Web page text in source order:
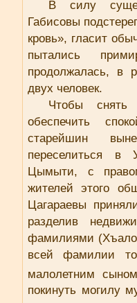
В силу
Габисовы
кровь», гласит
пытались
продолжалась, в
двух человек.
Чтобы снять
обеспечить
старейшин
переселиться в
Цымыти, с
жителей этого
Цагараевы
разделив
фамилиями
всей фамилии
малолетним
покинуть могилу